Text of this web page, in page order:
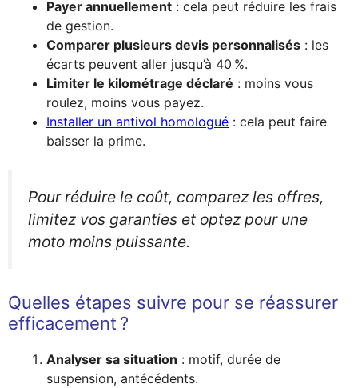
Payer annuellement : cela peut réduire les frais
de gestion.
Comparer plusieurs devis personnalisés : les
écarts peuvent aller jusqu’à 40 %.
Limiter le kilométrage déclaré : moins vous
roulez, moins vous payez.
Installer un antivol homologué : cela peut faire
baisser la prime.
Pour réduire le coût, comparez les offres,
limitez vos garanties et optez pour une
moto moins puissante.
Quelles étapes suivre pour se réassurer
efficacement ?
Analyser sa situation : motif, durée de
suspension, antécédents.